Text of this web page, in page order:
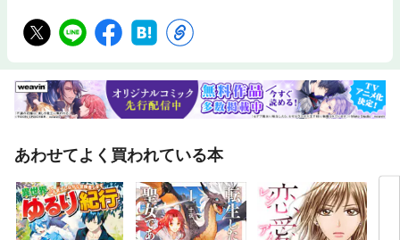
あわせてよく買われている本